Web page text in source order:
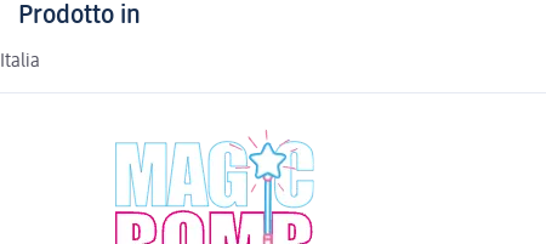
Prodotto in
Italia